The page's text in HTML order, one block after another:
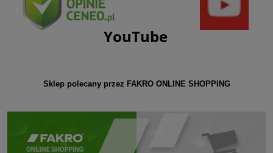
YouTube
Sklep polecany przez FAKRO ONLINE SHOPPING